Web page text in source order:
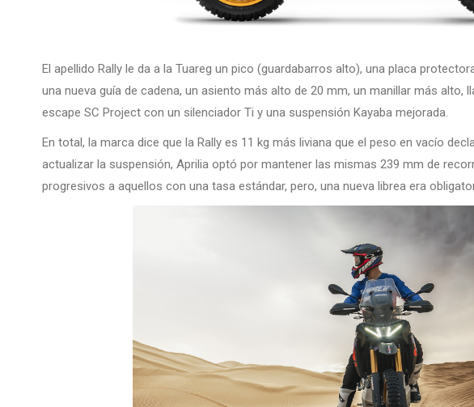
El apellido Rally le da a la Tuareg un pico (guardabarros alto), una placa
una nueva guía de cadena, un asiento más alto de 20 mm, un manillar más alto,
escape SC Project con un silenciador Ti y una suspensión Kayaba mejorada.
En total, la marca dice que la Rally es 11 kg más liviana que el peso en vacío
actualizar la suspensión, Aprilia optó por mantener las mismas 239 mm de
progresivos a aquellos con una tasa estándar, pero, una nueva librea era